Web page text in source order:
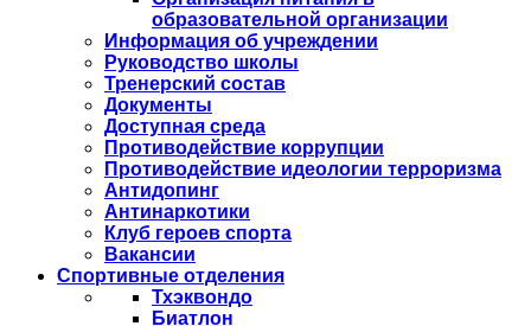
образовательной организации
Информация об учреждении
Руководство школы
Тренерский состав
Документы
Доступная среда
Противодействие коррупции
Противодействие идеологии терроризма
Антидопинг
Антинаркотики
Клуб героев спорта
Вакансии
Спортивные отделения
Тхэквондо
Биатлон